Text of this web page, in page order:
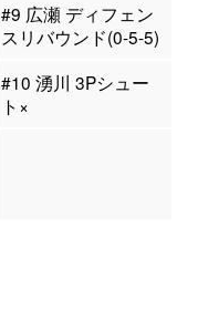
#9 広瀬 ディフェン
スリバウンド(0-5-5)
#10 湧川 3Pシュー
ト×